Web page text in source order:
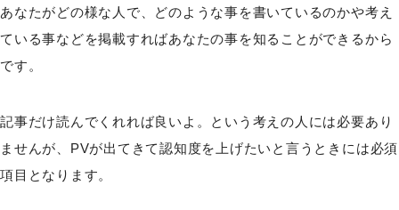
あなたがどの様な人で、どのような事を書いているのかや考え
ている事などを掲載すればあなたの事を知ることができるから
です。
記事だけ読んでくれれば良いよ。という考えの人には必要あり
ませんが、PVが出てきて認知度を上げたいと言うときには必須
項目となります。